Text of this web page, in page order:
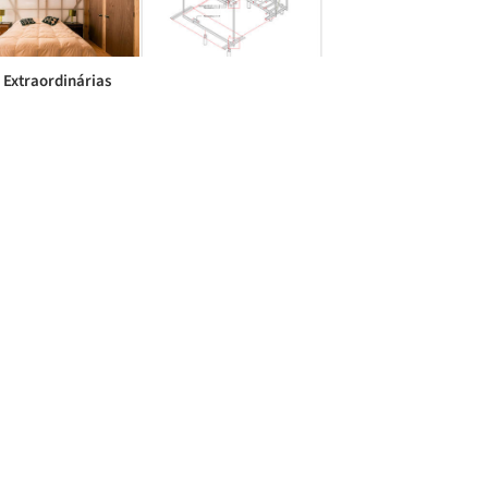
Extraordinárias